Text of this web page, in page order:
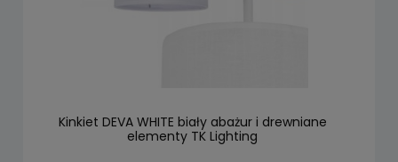
Kinkiet DEVA WHITE biały abażur i drewniane
elementy TK Lighting